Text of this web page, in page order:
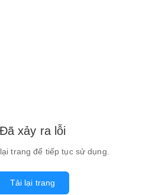
Đã xảy ra lỗi
trang để tiếp tục sử dụng.
Tải lại trang